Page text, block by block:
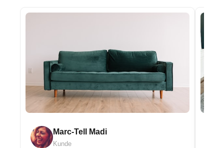
Marc-Tell Madi
Kunde